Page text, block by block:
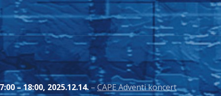
–18:00, 2025.12.14.–CAPE Adventi koncert